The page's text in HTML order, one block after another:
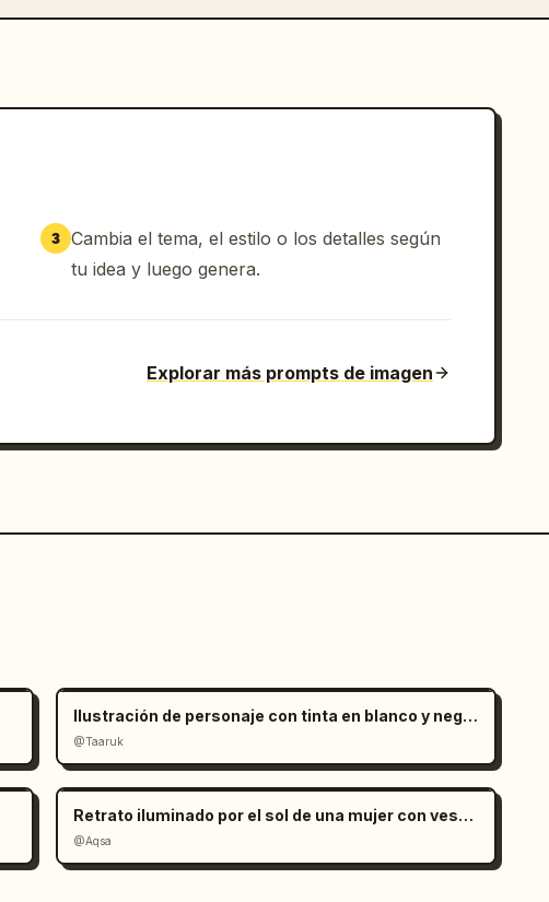
3 Cambia el tema, el estilo o los detalles según
tu idea y luego genera.
Explorar más prompts de imagen
Ilustración de personaje con tinta en blanco y negro minimalista
@Taaruk
Retrato iluminado por el sol de una mujer con vestido de satén rojo
@Aqsa